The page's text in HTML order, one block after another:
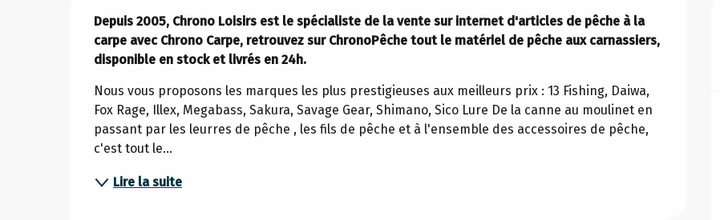
Depuis 2005, Chrono Loisirs est le spécialiste de la vente sur internet d'articles de pêche à la
carpe avec Chrono Carpe, retrouvez sur ChronoPêche tout le matériel de pêche aux carnassiers,
disponible en stock et livrés en 24h.
Nous vous proposons les marques les plus prestigieuses aux meilleurs prix : 13 Fishing, Daiwa,
Fox Rage, Illex, Megabass, Sakura, Savage Gear, Shimano, Sico Lure De la canne au moulinet en
passant par les leurres de pêche , les fils de pêche et à l'ensemble des accessoires de pêche,
c'est tout le...
Lire la suite